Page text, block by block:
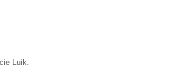
Luik.